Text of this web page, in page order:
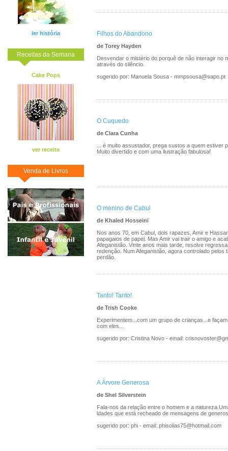
ler história
Receitas da Semana
Cake Pops
ver receita
Venda de Livros
Filhos do Abandono
de Torey Hayden
Desvendar o mistério do porquê de não interagir no
através do silêncio.
sugerido por: Manuela Sousa - mmpsousa@sapo.pt
O Cuquedo
de Clara Cunha
... é muito assustador, prega sustos a quem estiver
Muito divertido e com uma ilustração fabulosa!
O menino de Cabul
de Khaled Hosseini
Nos anos 70, em Cabul, dois rapazes, Amir e
papagaios de papel. Mas Amir vai trair o amigo e
Afeganistão. Vinte anos mais tarde, resolve
redenção. Num Afeganistão, agora controlado pelos
perdão.
Tanto! Tanto!
de Trish Cooke
Experimentem...com um grupo de crianças...e
com eles...
sugerido por: Cristina Novo - email:
A Árvore Generosa
de Shel Silverstein
Fala-nos da relação entre o homem e a
idades que está recheado de mensagens de
sugerido por: phi - email: phisolias75@hotmail.com